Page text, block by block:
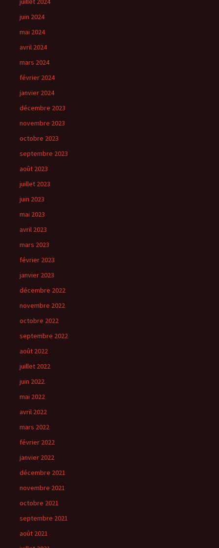
juin 2024
mai 2024
avril 2024
mars 2024
février 2024
janvier 2024
décembre 2023
novembre 2023
octobre 2023
septembre 2023
août 2023
juillet 2023
juin 2023
mai 2023
avril 2023
mars 2023
février 2023
janvier 2023
décembre 2022
novembre 2022
octobre 2022
septembre 2022
août 2022
juillet 2022
juin 2022
mai 2022
avril 2022
mars 2022
février 2022
janvier 2022
décembre 2021
novembre 2021
octobre 2021
septembre 2021
août 2021